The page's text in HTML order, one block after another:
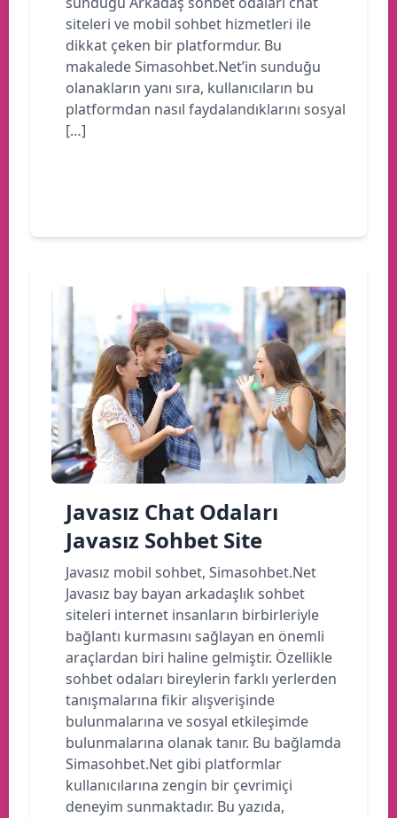
siteleri ve mobil sohbet hizmetleri ile
dikkat çeken bir platformdur. Bu
makalede Simasohbet.Net’in sunduğu
olanakların yanı sıra, kullanıcıların bu
platformdan nasıl faydalandıklarını sosyal
[…]
Javasız Chat Odaları
Javasız Sohbet Site
Javasız mobil sohbet, Simasohbet.Net
Javasız bay bayan arkadaşlık sohbet
siteleri internet insanların birbirleriyle
bağlantı kurmasını sağlayan en önemli
araçlardan biri haline gelmiştir. Özellikle
sohbet odaları bireylerin farklı yerlerden
tanışmalarına fikir alışverişinde
bulunmalarına ve sosyal etkileşimde
bulunmalarına olanak tanır. Bu bağlamda
Simasohbet.Net gibi platformlar
kullanıcılarına zengin bir çevrimiçi
deneyim sunmaktadır. Bu yazıda,